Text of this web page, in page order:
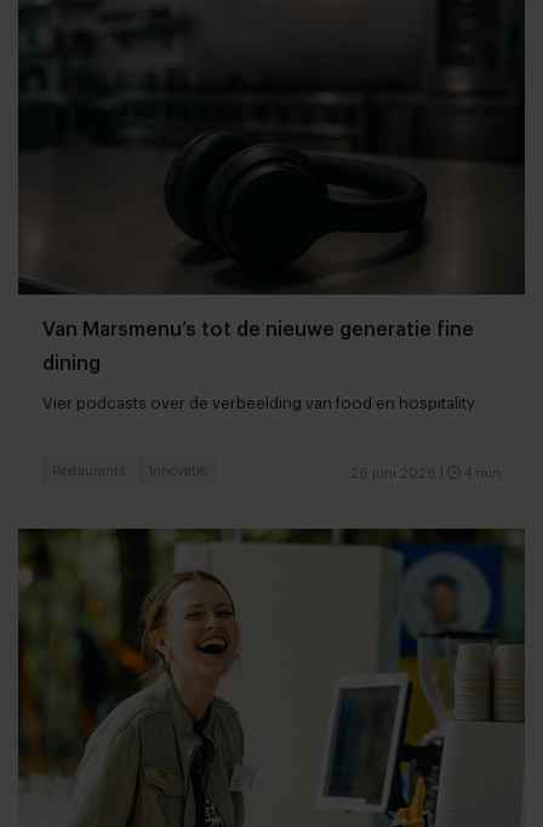
Van Marsmenu’s tot de nieuwe generatie fine
dining
Vier podcasts over de verbeelding van food en hospitality
26 juni 2026 4 min
Restaurants Innovatie